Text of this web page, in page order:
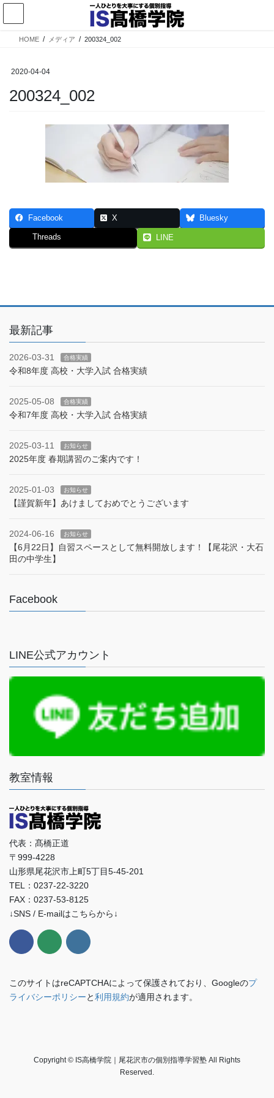
コ
ナ
HOME メディア 200324_002
2020-04-04
200324_002
Facebook X Bluesky
Threads LINE
最新記事
2026-03-31 合格実績
令和8年度 高校・大学入試 合格実績
2025-05-08 合格実績
令和7年度 高校・大学入試 合格実績
2025-03-11 お知らせ
2025年度 春期講習のご案内です！
2025-01-03 お知らせ
【謹賀新年】あけましておめでとうございます
2024-06-16 お知らせ
【6月22日】自習スペースとして無料開放します！【尾花沢・大石
田の中学生】
Facebook
LINE公式アカウント
教室情報
代表：髙橋正道
〒999-4228
山形県尾花沢市上町5丁目5-45-201
TEL：0237-22-3220
FAX：0237-53-8125
↓SNS / E-mailはこちらから↓
このサイトはreCAPTCHAによって保護されており、Googleのプ
ライバシーポリシーと利用規約が適用されます。
Copyright © IS高橋学院｜尾花沢市の個別指導学習塾 All Rights
Reserved.